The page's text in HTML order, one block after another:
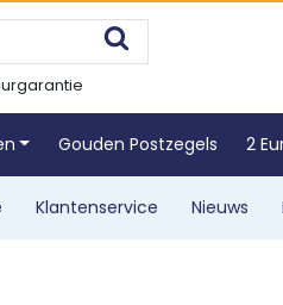
Gouden Postzegels 2
Klantenservice Nieuws